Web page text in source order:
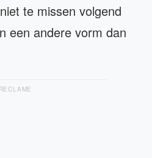
te missen volgend
een andere vorm dan
RECLAME